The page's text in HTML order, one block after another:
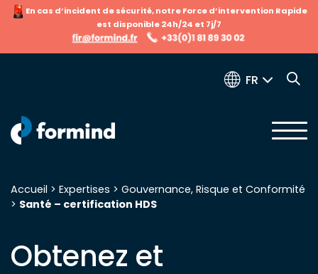
En cas d’incident de sécurité, notre Force d’intervention Rapide
est disponible 24h/24 et 7j/7
FR
Recherche pour :
Accueil > Expertises > Gouvernance, Risque et Conformité
> Santé – certification HDS
Obtenez et